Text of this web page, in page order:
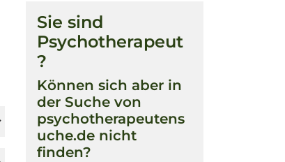
Sie sind
Psychotherapeut
?
Können sich aber in
der Suche von
psychotherapeutens
uche.de nicht
finden?